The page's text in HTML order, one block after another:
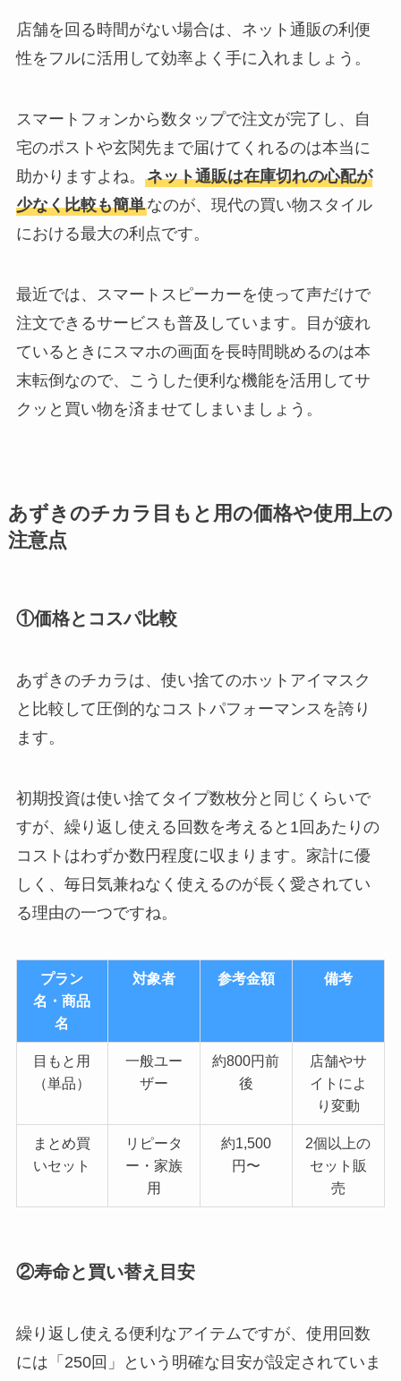
店舗を回る時間がない場合は、ネット通販の利便
性をフルに活用して効率よく手に入れましょう。
スマートフォンから数タップで注文が完了し、自
宅のポストや玄関先まで届けてくれるのは本当に
助かりますよね。 ネット通販は在庫切れの心配が
少なく比較も簡単なのが、現代の買い物スタイル
における最大の利点です。
最近では、スマートスピーカーを使って声だけで
注文できるサービスも普及しています。目が疲れ
ているときにスマホの画面を長時間眺めるのは本
末転倒なので、こうした便利な機能を活用してサ
クッと買い物を済ませてしまいましょう。
あずきのチカラ目もと用の価格や使用上の
注意点
①価格とコスパ比較
あずきのチカラは、使い捨てのホットアイマスク
と比較して圧倒的なコストパフォーマンスを誇り
ます。
初期投資は使い捨てタイプ数枚分と同じくらいで
すが、繰り返し使える回数を考えると1回あたりの
コストはわずか数円程度に収まります。家計に優
しく、毎日気兼ねなく使えるのが長く愛されてい
る理由の一つですね。
プラン
名・商品
名
対象者 参考金額 備考
目もと用
（単品）
一般ユー
ザー
約800円前
後
店舗やサ
イトによ
り変動
まとめ買
いセット
リピータ
ー・家族
用
約1,500
円〜
2個以上の
セット販
売
②寿命と買い替え目安
繰り返し使える便利なアイテムですが、使用回数
には「250回」という明確な目安が設定されていま